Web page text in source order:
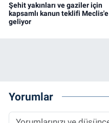
Şehit yakınları ve gaziler için
kapsamlı kanun teklifi Meclis'e
geliyor
Yorumlar